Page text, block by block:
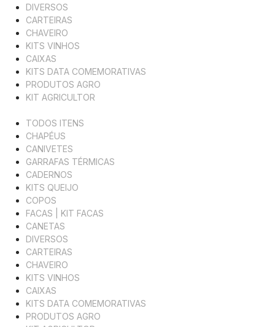
DIVERSOS
CARTEIRAS
CHAVEIRO
KITS VINHOS
CAIXAS
KITS DATA COMEMORATIVAS
PRODUTOS AGRO
KIT AGRICULTOR
TODOS ITENS
CHAPÉUS
CANIVETES
GARRAFAS TÉRMICAS
CADERNOS
KITS QUEIJO
COPOS
FACAS | KIT FACAS
CANETAS
DIVERSOS
CARTEIRAS
CHAVEIRO
KITS VINHOS
CAIXAS
KITS DATA COMEMORATIVAS
PRODUTOS AGRO